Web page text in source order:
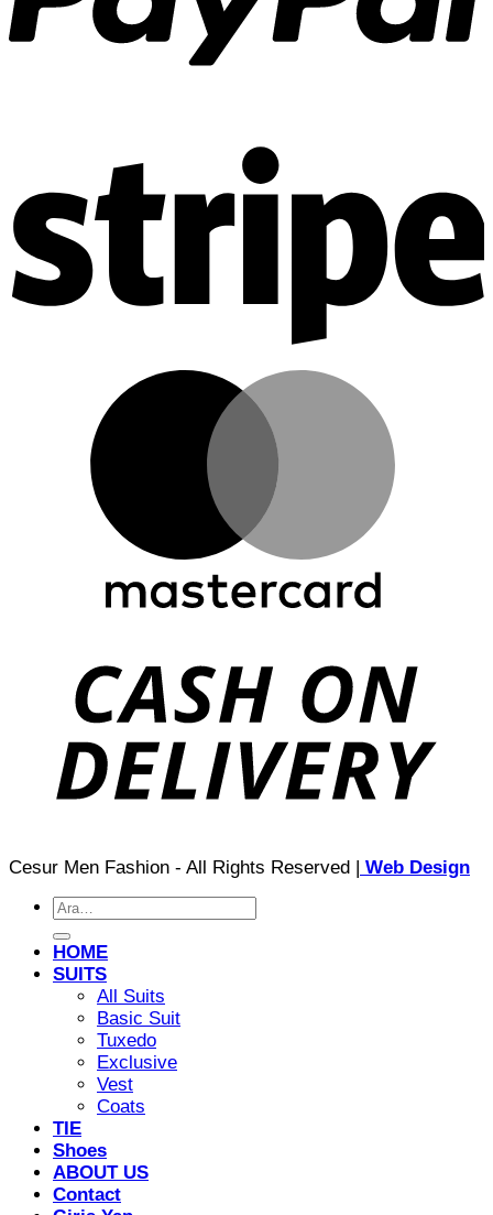
Cesur Men Fashion - All Rights Reserved | Web Design
Ara:
HOME
SUITS
All Suits
Basic Suit
Tuxedo
Exclusive
Vest
Coats
TIE
Shoes
ABOUT US
Contact